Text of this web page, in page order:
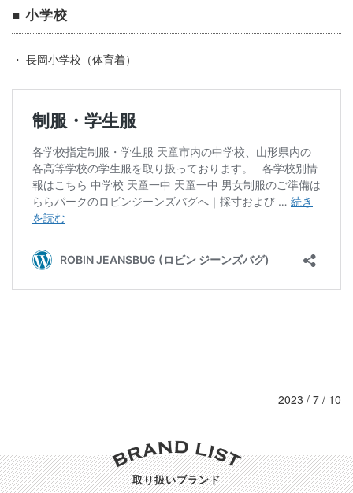
■ 小学校
・ 長岡小学校（体育着）
2023 / 7 / 10
取り扱いブランド